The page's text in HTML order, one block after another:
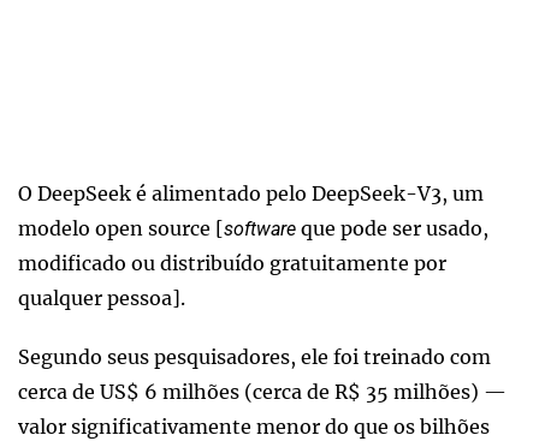
O DeepSeek é alimentado pelo DeepSeek-V3, um
modelo open source [software que pode ser usado,
modificado ou distribuído gratuitamente por
qualquer pessoa].
Segundo seus pesquisadores, ele foi treinado com
cerca de US$ 6 milhões (cerca de R$ 35 milhões) —
valor significativamente menor do que os bilhões